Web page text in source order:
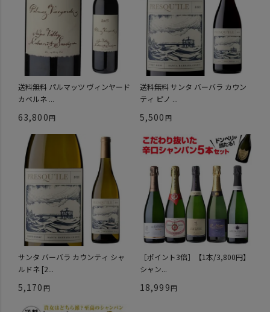
送料無料 パルマッツ ヴィンヤード
カベルネ ...
63,800
送料無料 サンタ バーバラ カウン
ティ ピノ ...
5,500
サンタ バーバラ カウンティ シャ
ルドネ [2...
5,170
［ポイント3倍］【1本/3,800円】
シャン...
18,999